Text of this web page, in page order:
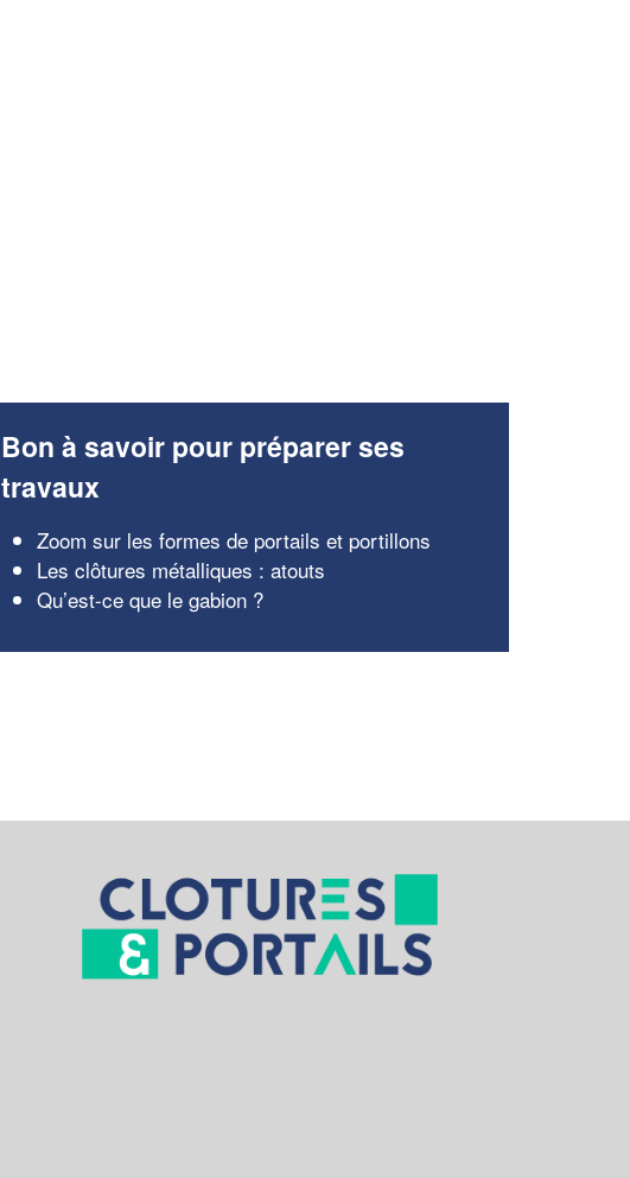
Bon à savoir pour préparer ses
travaux
Zoom sur les formes de portails et portillons
Les clôtures métalliques : atouts
Qu’est-ce que le gabion ?